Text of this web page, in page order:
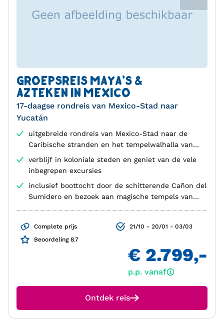
GROEPSREIS MAYA'S &
AZTEKEN IN MEXICO
17-daagse rondreis van Mexico-Stad naar
Yucatán
uitgebreide rondreis van Mexico-Stad naar de
Caribische stranden en het tempelwalhalla van
Yucatán
verblijf in koloniale steden en geniet van de vele
inbegrepen excursies
inclusief boottocht door de schitterende Cañon del
Sumidero en bezoek aan magische tempels van
Complete prijs
Beoordeling 8.7
21/10 - 20/01 - 03/03
€ 2.799,-
p.p. vanaf
Ontdek reis